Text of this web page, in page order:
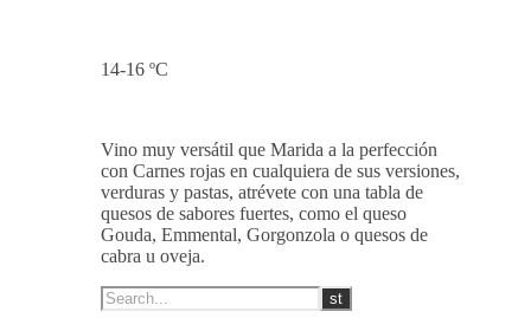
14-16 ºC
Vino muy versátil que Marida a la perfección
con Carnes rojas en cualquiera de sus versiones,
verduras y pastas, atrévete con una tabla de
quesos de sabores fuertes, como el queso
Gouda, Emmental, Gorgonzola o quesos de
cabra u oveja.